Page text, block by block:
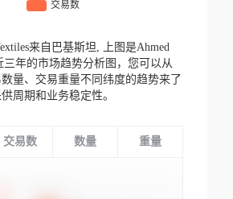
来自巴基斯坦,
上图是Ahmed
三年的市场趋势分析图，您可以从
量、交易重量不同纬度的趋势来了
周期和业务稳定性。
交易数 数量 重量